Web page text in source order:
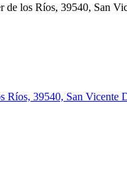
de los Ríos, 39540, San
Ríos, 39540, San Vicente